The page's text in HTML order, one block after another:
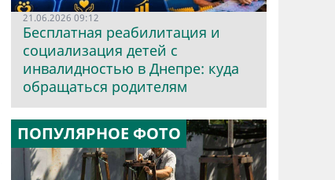
21.06.2026 09:12
Бесплатная реабилитация и
социализация детей с
инвалидностью в Днепре: куда
обращаться родителям
ПОПУЛЯРНОЕ ФОТО